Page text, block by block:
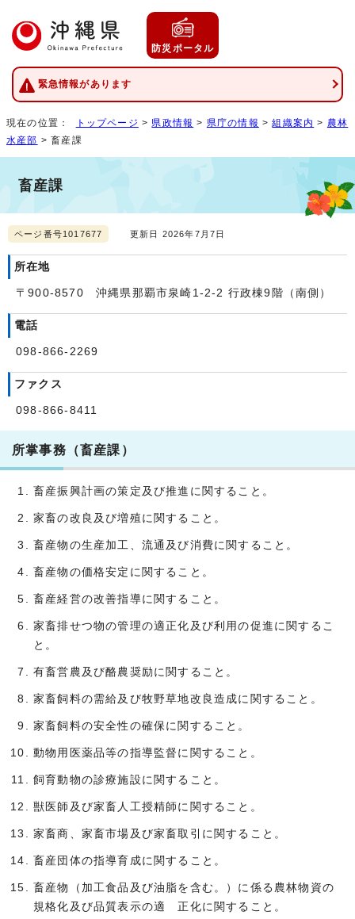
防災ポータル
緊急情報があります
現在の位置： トップページ > 県政情報 > 県庁の情報 >組織案内 > 農林
水産部 > 畜産課
畜産課
ページ番号1017677 更新日 2026年7月7日
所在地
〒900-8570 沖縄県那覇市泉崎1-2-2 行政棟9階（南側）
電話
098-866-2269
ファクス
098-866-8411
所掌事務（畜産課）
畜産振興計画の策定及び推進に関すること。
家畜の改良及び増殖に関すること。
畜産物の生産加工、流通及び消費に関すること。
畜産物の価格安定に関すること。
畜産経営の改善指導に関すること。
家畜排せつ物の管理の適正化及び利用の促進に関するこ
と。
有畜営農及び酪農奨励に関すること。
家畜飼料の需給及び牧野草地改良造成に関すること。
家畜飼料の安全性の確保に関すること。
動物用医薬品等の指導監督に関すること。
飼育動物の診療施設に関すること。
獣医師及び家畜人工授精師に関すること。
家畜商、家畜市場及び家畜取引に関すること。
畜産団体の指導育成に関すること。
畜産物（加工食品及び油脂を含む。）に係る農林物資の
規格化及び品質表示の適 正化に関すること。